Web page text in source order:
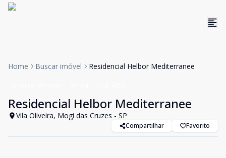
Home Buscar imóvel Residencial Helbor Mediterranee
Residencial Helbor Mediterranee
Vila Oliveira, Mogi das Cruzes - SP
Compartilhar Favorito